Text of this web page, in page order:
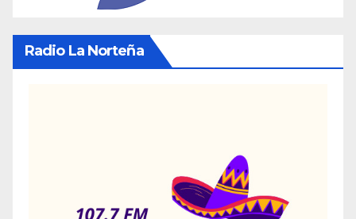
Radio La Norteña